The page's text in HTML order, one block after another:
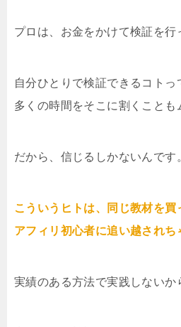
プロは、お金をかけて検証を行
自分ひとりで検証できるコトっ
多くの時間をそこに割くことも
だから、信じるしかないんです
こういうヒトは、同じ教材を買
アフィリ初心者に追い越されち
実績のある方法で実践しないか